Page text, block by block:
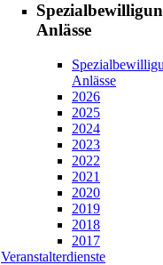
Anlässe
Anlässe
2026
2025
2024
2023
2022
2021
2020
2019
2018
2017
Veranstalterdienste